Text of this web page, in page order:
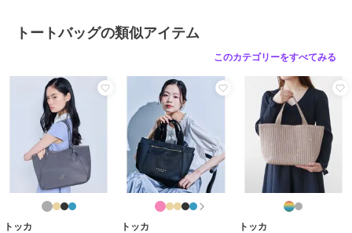
/2WAY以上/旅行・出張対応
ポリエステル素材/ロゴ
大(幅31～45cm以下)/
防水加工/ビジネス
ル/ 軽量 700ｇ以下
Ａ４収納可
/ 2WAY以上/旅行・出張対応
原産国 中国
トートバッグの類似アイテム
このカテゴリーをすべてみる
トッカ トッカ トッカ